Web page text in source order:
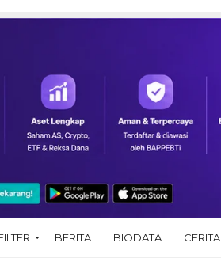
BERITA BIODATA CERITA